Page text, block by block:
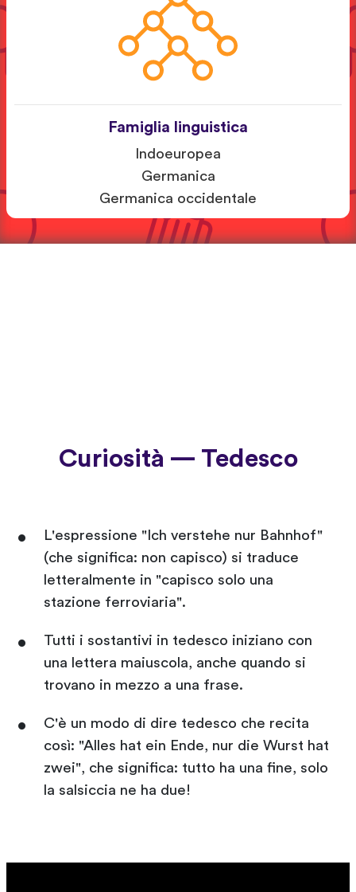
Famiglia linguistica
Indoeuropea
Germanica
Germanica occidentale
Curiosità — Tedesco
L'espressione "Ich verstehe nur Bahnhof"
(che significa: non capisco) si traduce
letteralmente in "capisco solo una
stazione ferroviaria".
Tutti i sostantivi in tedesco iniziano con
una lettera maiuscola, anche quando si
trovano in mezzo a una frase.
C'è un modo di dire tedesco che recita
così: "Alles hat ein Ende, nur die Wurst hat
zwei", che significa: tutto ha una fine, solo
la salsiccia ne ha due!